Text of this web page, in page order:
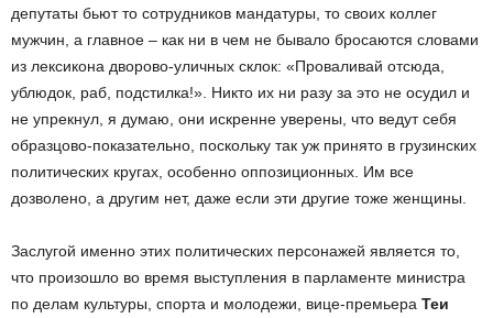
депутаты бьют то сотрудников мандатуры, то своих коллег
мужчин, а главное – как ни в чем не бывало бросаются словами
из лексикона дворово-уличных склок: «Проваливай отсюда,
ублюдок, раб, подстилка!». Никто их ни разу за это не осудил и
не упрекнул, я думаю, они искренне уверены, что ведут себя
образцово-показательно, поскольку так уж принято в грузинских
политических кругах, особенно оппозиционных. Им все
дозволено, а другим нет, даже если эти другие тоже женщины.
Заслугой именно этих политических персонажей является то,
что произошло во время выступления в парламенте министра
по делам культуры, спорта и молодежи, вице-премьера Теи